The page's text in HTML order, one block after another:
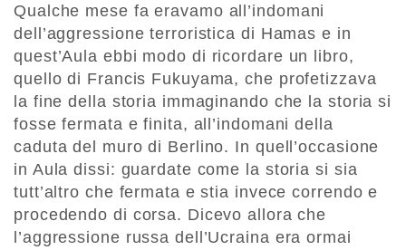
Qualche mese fa eravamo all’indomani
dell’aggressione terroristica di Hamas e in
quest’Aula ebbi modo di ricordare un libro,
quello di Francis Fukuyama, che profetizzava
la fine della storia immaginando che la storia si
fosse fermata e finita, all’indomani della
caduta del muro di Berlino. In quell’occasione
in Aula dissi: guardate come la storia si sia
tutt’altro che fermata e stia invece correndo e
procedendo di corsa. Dicevo allora che
l’aggressione russa dell’Ucraina era ormai